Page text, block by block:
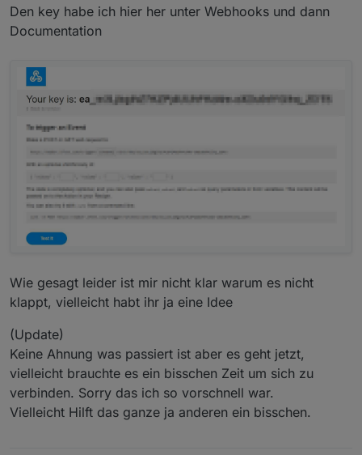
Den key habe ich hier her unter Webhooks und dann
Documentation
Wie gesagt leider ist mir nicht klar warum es nicht
klappt, vielleicht habt ihr ja eine Idee
(Update)
Keine Ahnung was passiert ist aber es geht jetzt,
vielleicht brauchte es ein bisschen Zeit um sich zu
verbinden. Sorry das ich so vorschnell war.
Vielleicht Hilft das ganze ja anderen ein bisschen.